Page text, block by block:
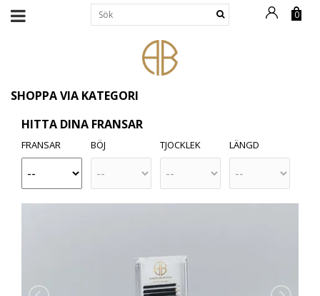
0
SHOPPA VIA KATEGORI
HITTA DINA FRANSAR
FRANSAR BÖJ TJOCKLEK LÄNGD